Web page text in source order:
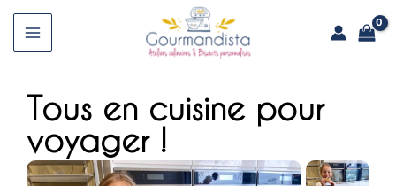
Aller
contenu
Main
Tous en cuisine pour
voyager !